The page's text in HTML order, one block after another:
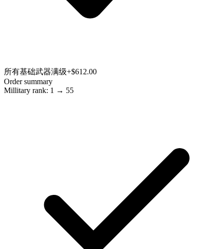
所有基础武器满级+$612.00
Order summary
Millitary rank: 1 → 55